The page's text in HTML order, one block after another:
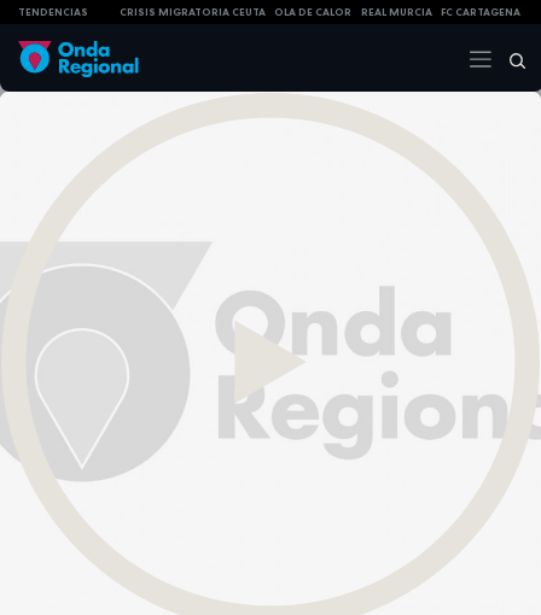
TENDENCIAS CRISIS MIGRATORIA CEUTA OLA DE CALOR REAL MURCIA FC CARTAGENA